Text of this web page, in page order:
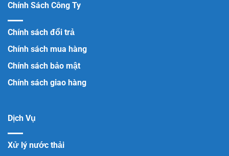
Chính Sách Công Ty
Chính sách đổi trả
Chính sách mua hàng
Chính sách bảo mật
Chính sách giao hàng
Dịch Vụ
Xử lý nước thải